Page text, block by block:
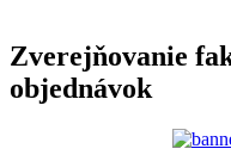
Zverejňovanie
objednávok